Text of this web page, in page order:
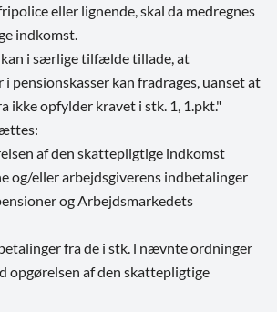
eller lignende, skal da medregnes
indkomst.
i særlige tilfælde tillade, at
pensionskasser kan fradrages, uanset at
ikke opfylder kravet i stk. 1, 1.pkt."
af den skattepligtige indkomst
og/eller arbejdsgiverens indbetalinger
og Arbejdsmarkedets
fra de i stk. l nævnte ordninger
opgørelsen af den skattepligtige